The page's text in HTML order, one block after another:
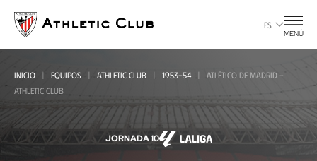
contenido
principal
ES
MENÚ
INICIO EQUIPOS ATHLETIC CLUB 1953-54
ATLÉTICO DE MADRID -
ATHLETIC CLUB
JORNADA 10